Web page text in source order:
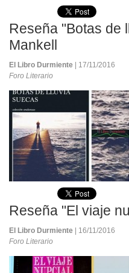
Reseña "Botas de
Mankell
El Libro Durmiente
| 17/11/2016
Foro Literario
Reseña "El viaje
El Libro Durmiente
| 16/11/2016
Foro Literario